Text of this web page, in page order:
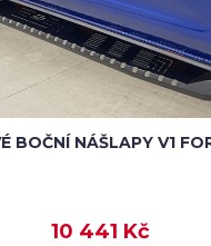
BOČNÍ NÁŠLAPY V1
10 441 Kč